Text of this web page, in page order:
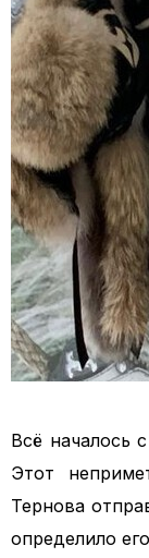
Всё началось
Этот
Тернова
определило